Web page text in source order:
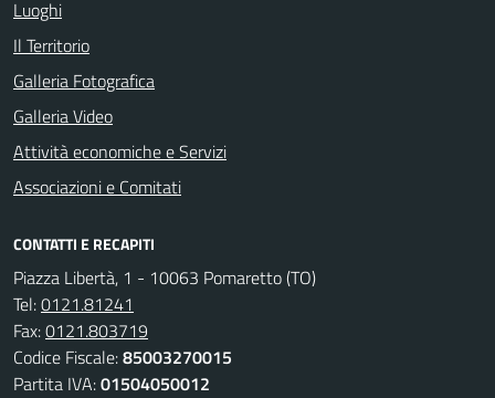
Luoghi
Il Territorio
Galleria Fotografica
Galleria Video
Attività economiche e Servizi
Associazioni e Comitati
CONTATTI E RECAPITI
Piazza Libertà, 1 - 10063 Pomaretto (TO)
Tel:0121.81241
Fax:0121.803719
Codice Fiscale:85003270015
Partita IVA:01504050012